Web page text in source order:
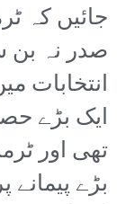
جائیں کہ
صدر نہ بن
انتخابات
ایک بڑے
تھی اور
بڑے